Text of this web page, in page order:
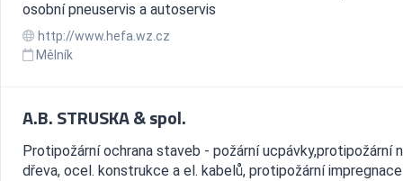
osobní pneuservis a autoservis
http://www.hefa.wz.cz
Mělník
A.B. STRUSKA & spol.
Protipožární ochrana staveb - požární ucpávky,protipožární
dřeva, ocel. konstrukce a el. kabelů, protipožární